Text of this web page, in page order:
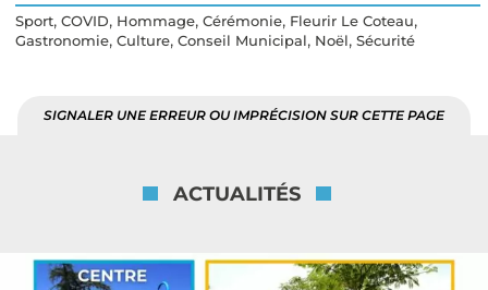
Sport, COVID, Hommage, Cérémonie, Fleurir Le Coteau,
Gastronomie, Culture, Conseil Municipal, Noël, Sécurité
SIGNALER UNE ERREUR OU IMPRÉCISION SUR CETTE PAGE
ACTUALITÉS